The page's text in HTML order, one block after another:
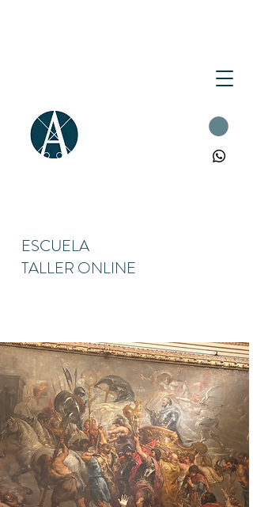
ESCUELA
TALLER ONLINE